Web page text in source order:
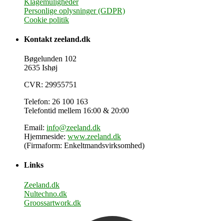
Personlige oplysninger (GDPR)
Cookie politik
Kontakt zeeland.dk
Bøgelunden 102
2635 Ishøj
CVR: 29955751
Telefon: 26 100 163
Telefontid mellem 16:00 & 20:00
Email: info@zeeland.dk
Hjemmeside: www.zeeland.dk
(Firmaform: Enkeltmandsvirksomhed)
Links
Zeeland.dk
Nultechno.dk
Groossartwork.dk